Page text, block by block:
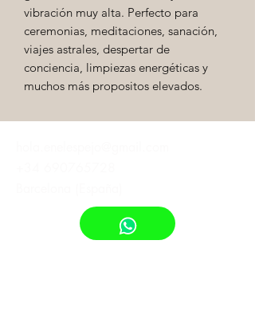
vibración muy alta. Perfecto para
ceremonias, meditaciones, sanación,
viajes astrales, despertar de
conciencia, limpiezas energéticas y
muchos más propositos elevados.